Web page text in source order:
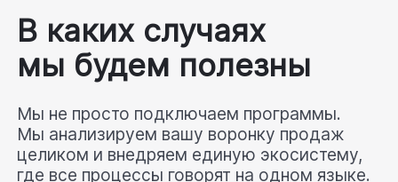
В каких случаях
мы будем полезны
Мы не просто подключаем программы.
Мы анализируем вашу воронку продаж
целиком и внедряем единую экосистему,
где все процессы говорят на одном языке.